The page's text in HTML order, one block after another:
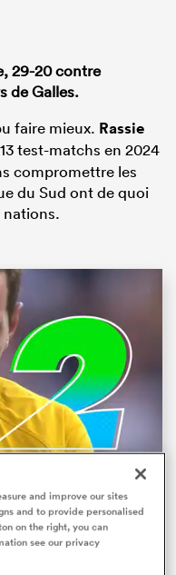
29-20 contre
de Galles.
faire mieux. Rassie
test-matchs en 2024
compromettre les
du Sud ont de quoi
nations.
Partager
and improve our sites
and to provide personalised
on the right, you can
see our privacy